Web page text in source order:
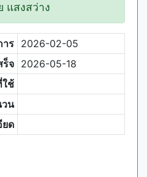
แสงสว่าง
าร
2026-02-05
ร็จ 2026-05-18
ช้
วน
ยด